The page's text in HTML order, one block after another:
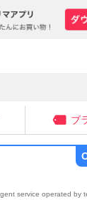
ブ
service operated by